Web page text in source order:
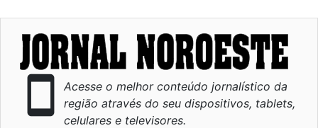
smartphone
Acesse o melhor conteúdo jornalístico da
região através do seu dispositivos, tablets,
celulares e televisores.